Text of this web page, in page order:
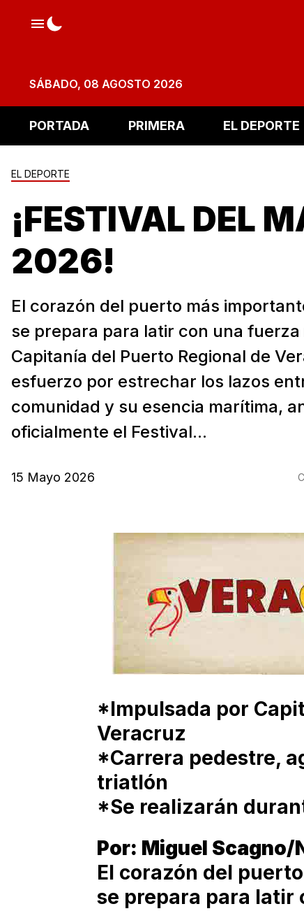
SÁBADO, 08 AGOSTO 2026
PORTADA PRIMERA EL DEPORTE
EL DEPORTE
¡FESTIVAL DEL
2026!
El corazón del puerto más
se prepara para latir con una fuerza
Capitanía del Puerto Regional de
esfuerzo por estrechar los lazos
comunidad y su esencia marítima,
oficialmente el Festival...
15 Mayo 2026
*Impulsada por
Veracruz
*Carrera pedestre,
triatlón
*Se realizarán
Por: Miguel Scagno/
El corazón del
se prepara para latir